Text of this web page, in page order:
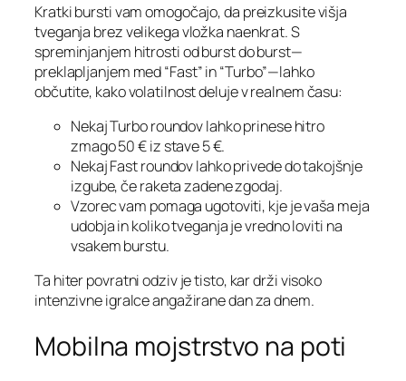
Kratki bursti vam omogočajo, da preizkusite višja
tveganja brez velikega vložka naenkrat. S
spreminjanjem hitrosti od burst do burst—
preklapljanjem med “Fast” in “Turbo”—lahko
občutite, kako volatilnost deluje v realnem času:
Nekaj Turbo roundov lahko prinese hitro
zmago 50 € iz stave 5 €.
Nekaj Fast roundov lahko privede do takojšnje
izgube, če raketa zadene zgodaj.
Vzorec vam pomaga ugotoviti, kje je vaša meja
udobja in koliko tveganja je vredno loviti na
vsakem burstu.
Ta hiter povratni odziv je tisto, kar drži visoko
intenzivne igralce angažirane dan za dnem.
Mobilna mojstrstvo na poti